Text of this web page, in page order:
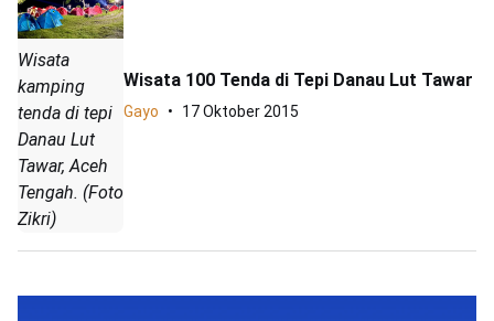
Wisata
kamping
tenda di tepi
Danau Lut
Tawar, Aceh
Tengah. (Foto
Zikri)
Wisata 100 Tenda di Tepi Danau Lut Tawar
Gayo 17 Oktober 2015